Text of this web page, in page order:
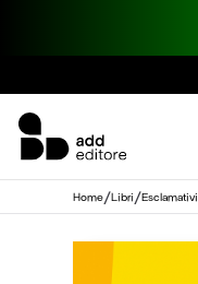
Home/Libri/Esclamativi